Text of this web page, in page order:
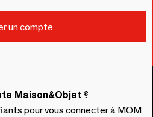
Maison&Objet ?
pour vous connecter à MOM